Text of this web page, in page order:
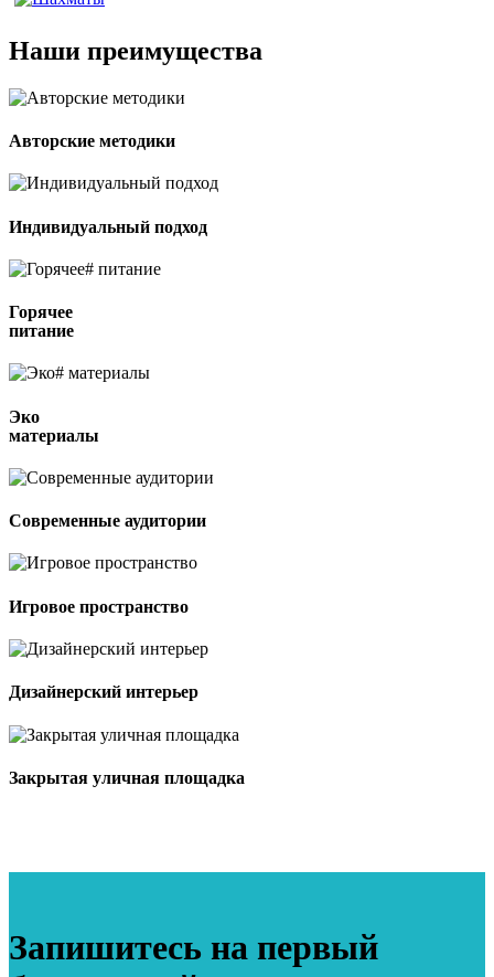
Наши преимущества
Авторские методики
Индивидуальный подход
Горячее
питание
Эко
материалы
Современные аудитории
Игровое пространство
Дизайнерский интерьер
Закрытая уличная площадка
Запишитесь на первый